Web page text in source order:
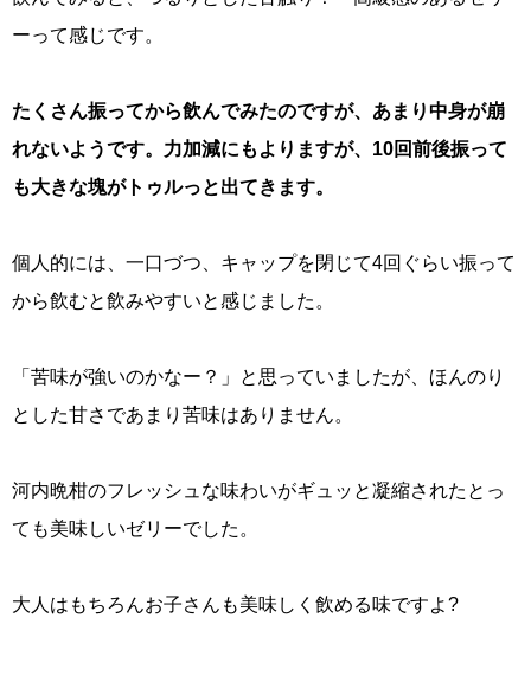
ーって感じです。
たくさん振ってから飲んでみたのですが、あまり中身が崩
れないようです。力加減にもよりますが、10回前後振って
も大きな塊がトゥルっと出てきます。
個人的には、一口づつ、キャップを閉じて4回ぐらい振って
から飲むと飲みやすいと感じました。
「苦味が強いのかなー？」と思っていましたが、ほんのり
とした甘さであまり苦味はありません。
河内晩柑のフレッシュな味わいがギュッと凝縮されたとっ
ても美味しいゼリーでした。
大人はもちろんお子さんも美味しく飲める味ですよ?